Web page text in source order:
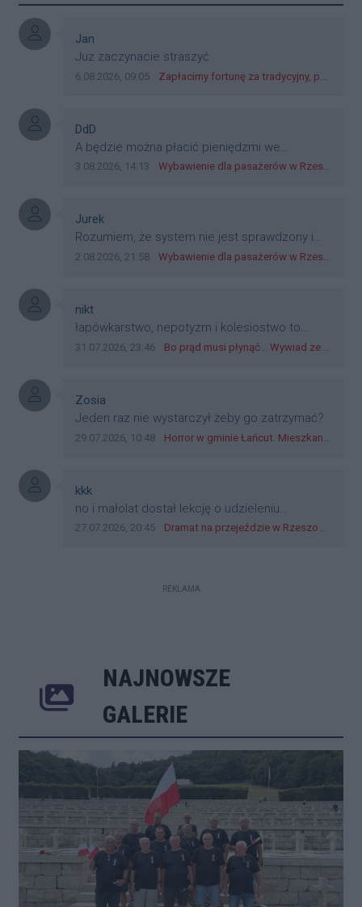
Autor komentarza:
Jan
Treść komentarza:
Juz zaczynacie straszyć
Data dodania komentarza:
6.08.2026, 09:05 Źródło komentarza:
Zapłacimy fortunę za tradycyjny, polski obiad?! Ceny ziemniaków w skupach skoczyły o 265 procent!
Autor komentarza:
DdD
Treść komentarza:
A będzie można płacić pieniędzmi we
wszystkich? Bo banknoty emitowane przez
plastik czy inne bliki. Zakrawa na
dyskryminację.
Data dodania komentarza:
3.08.2026, 14:13 Źródło komentarza:
Wybawienie dla pasażerów w Rzeszowie? W mieście ruszyły testy nowego rozwiązania
Autor komentarza:
Jurek
Treść komentarza:
Rozumiem, że system nie jest sprawdzony i
przetestowany. Wybieram się z mim młodym
przejazdów dadzą radę. Albo ogarną, jak to
teraz młode ludzie mówią.
Data dodania komentarza:
2.08.2026, 21:58 Źródło komentarza:
Wybawienie dla pasażerów w Rzeszowie? W mieście ruszyły testy nowego rozwiązania
Autor komentarza:
nikt
Treść komentarza:
łapówkarstwo, nepotyzm i kolesiostwo to
norma w pge dystrybucja rzeszów, takie ***e
zagorzali pisowcy
Data dodania komentarza:
31.07.2026, 23:46 Źródło komentarza:
Bo prąd musi płynąć... Wywiad ze Zbigniewem Możdżeniem - Dyrektorem Generalnym Oddziału PGE Dystrybucja w Rzeszowie
Autor komentarza:
Zosia
Treść komentarza:
Jeden raz nie wystarczył żeby go zatrzymać?
Data dodania komentarza:
29.07.2026, 10:48 Źródło komentarza:
Horror w gminie Łańcut. Mieszkaniec Rzeszowa terroryzował rodzinę nożem i zaatakował policjantów! [VIDEO]
Autor komentarza:
kkk
Treść komentarza:
no i małolat dostał lekcję o udzieleniu
pierwszeństwa
Data dodania komentarza:
27.07.2026, 20:45 Źródło komentarza:
Dramat na przejeździe w Rzeszowie. 16-latek na hulajnodze wjechał wprost pod szynobus
REKLAMA
NAJNOWSZE
GALERIE